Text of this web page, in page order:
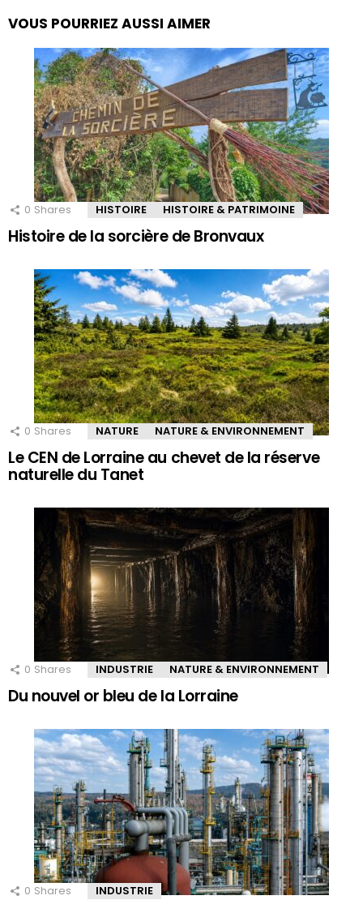
VOUS POURRIEZ AUSSI AIMER
0 Shares HISTOIRE HISTOIRE & PATRIMOINE
Histoire de la sorcière de Bronvaux
0 Shares NATURE NATURE & ENVIRONNEMENT
Le CEN de Lorraine au chevet de la réserve
naturelle du Tanet
0 Shares INDUSTRIE NATURE & ENVIRONNEMENT
Du nouvel or bleu de la Lorraine
0 Shares INDUSTRIE